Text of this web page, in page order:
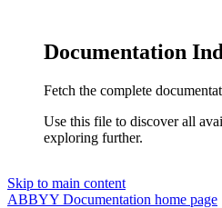
Documentation
Fetch the complete
Use this file to discover all
exploring further.
Skip to main content
ABBYY Documentation home page